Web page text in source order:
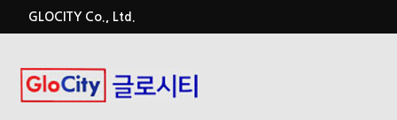
GLOCITY Co., Ltd.